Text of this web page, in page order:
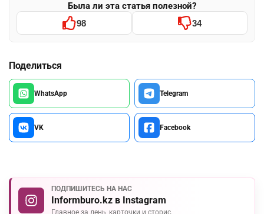
Была ли эта статья полезной?
98 34
Поделиться
WhatsApp Telegram
VK Facebook
ПОДПИШИТЕСЬ НА НАС
Informburo.kz в Instagram
Главное за день, карточки и сторис.